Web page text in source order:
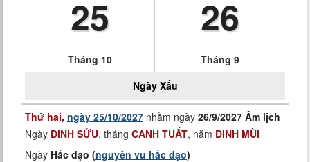
25
Tháng 10
26
Tháng 9
Ngày Xấu
Thứ hai, ngày 25/10/2027 nhằm ngày 26/9/2027 Âm lịch
Ngày ĐINH SỬU, tháng CANH TUẤT, năm ĐINH MÙI
Ngày Hắc đạo (nguyên vu hắc đạo)